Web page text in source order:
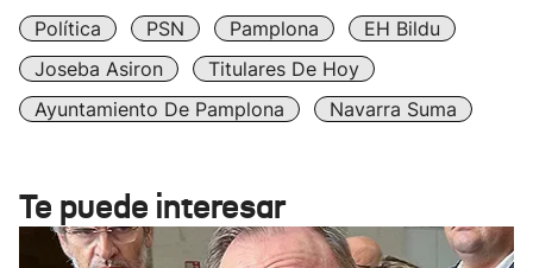
Política PSN Pamplona
EH Bildu
Joseba Asiron
Titulares De Hoy
Ayuntamiento De Pamplona
Navarra Suma
Te puede interesar